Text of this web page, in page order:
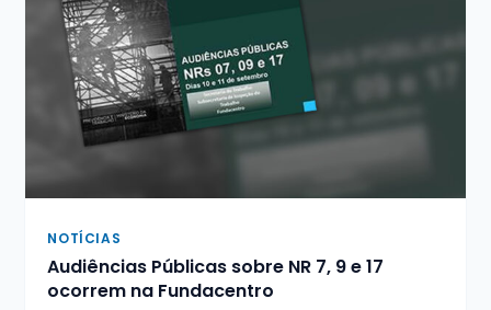
NOTÍCIAS
Audiências Públicas sobre NR 7, 9 e 17
ocorrem na Fundacentro